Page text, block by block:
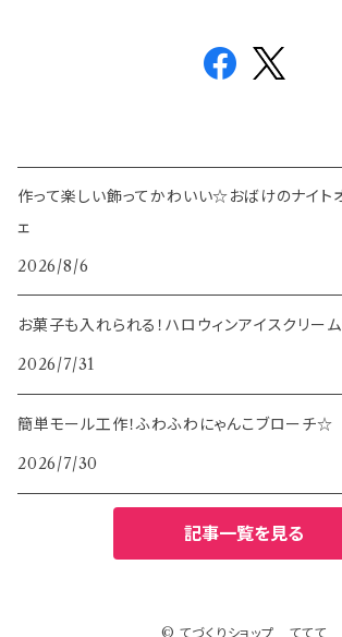
作って楽しい飾ってかわいい☆おばけのナイト
ェ
2026/8/6
お菓子も入れられる！ハロウィンアイスクリー
2026/7/31
簡単モール工作！ふわふわにゃんこブローチ☆
2026/7/30
記事一覧を見る
© てづくりショップ ててて